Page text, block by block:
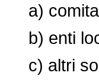
a)
b) enti
c) altri